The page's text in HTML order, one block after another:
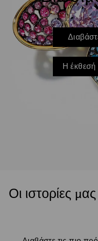
Η έκθεσή
Οι ιστορίες